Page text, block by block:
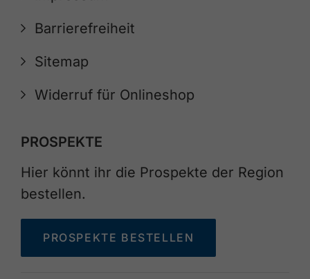
Barrierefreiheit
Sitemap
Widerruf für Onlineshop
PROSPEKTE
Hier könnt ihr die Prospekte der Region
bestellen.
PROSPEKTE BESTELLEN